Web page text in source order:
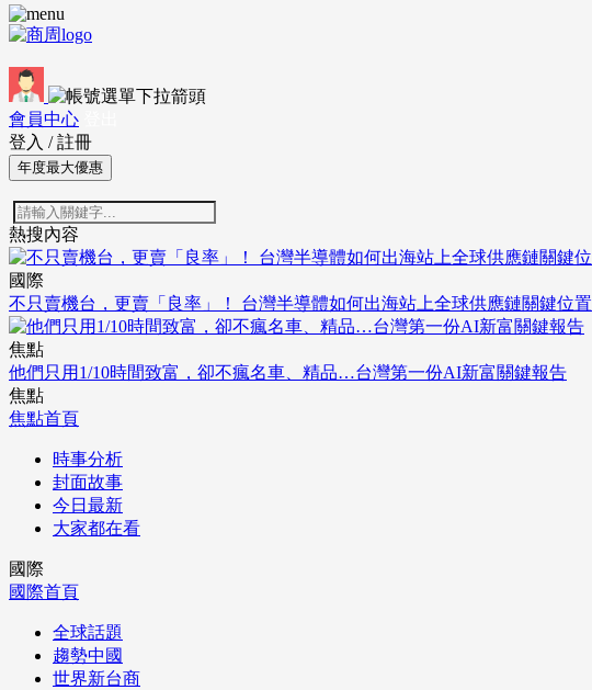
會員中心
登入 / 註冊
年度最大優惠
熱搜內容
國際
不只賣機台，更賣「良率」！ 台灣半導體如何出海站上全球供應鏈關鍵位置
焦點
他們只用1/10時間致富，卻不瘋名車、精品…台灣第一份AI新富關鍵報告
焦點
焦點首頁
時事分析
封面故事
今日最新
大家都在看
國際
國際首頁
全球話題
趨勢中國
世界新台商